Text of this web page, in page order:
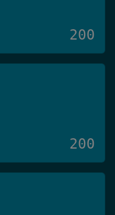
200
200